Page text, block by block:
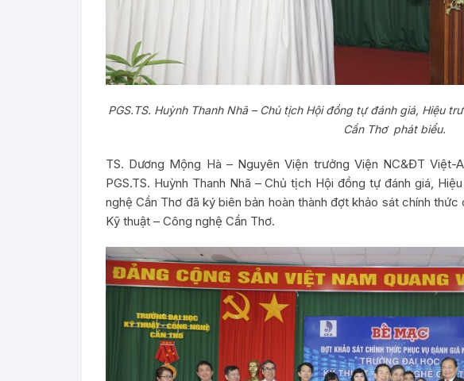
PGS.TS. Huỳnh Thanh Nhã – Chủ tịch Hội đồng tự đánh giá, Hiệu
Cần Thơ phát biểu.
TS. Dương Mộng Hà – Nguyên Viện trưởng Viện NC&ĐT
PGS.TS. Huỳnh Thanh Nhã – Chủ tịch Hội đồng tự đánh giá,
nghệ Cần Thơ đã ký biên bản hoàn thành đợt khảo sát chính
Kỹ thuật – Công nghệ Cần Thơ.